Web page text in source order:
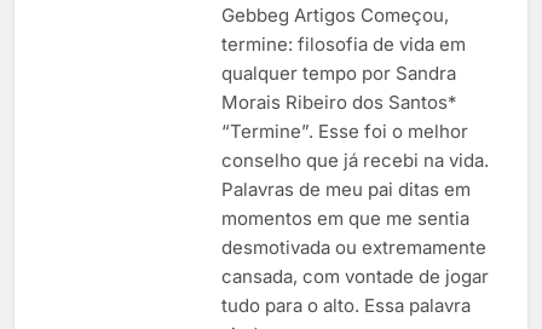
Gebbeg Artigos Começou,
termine: filosofia de vida em
qualquer tempo por Sandra
Morais Ribeiro dos Santos*
“Termine”. Esse foi o melhor
conselho que já recebi na vida.
Palavras de meu pai ditas em
momentos em que me sentia
desmotivada ou extremamente
cansada, com vontade de jogar
tudo para o alto. Essa palavra